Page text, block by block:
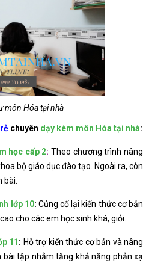
môn Hóa tại nhà
chuyên dạy kèm môn Hóa tại nhà:
học cấp 2: Theo chương trình nâng
bộ giáo dục đào tạo. Ngoài ra, còn
lớp 10: Củng cố lại kiến thức cơ bản
cho các em học sinh khá, giỏi.
11 : Hỗ trợ kiến thức cơ bản và nâng
tập nhằm tăng khả năng phản xạ